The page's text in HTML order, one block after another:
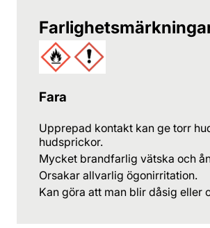
Fara
Upprepad kontakt kan ge torr
hudsprickor.
Mycket brandfarlig vätska och
Orsakar allvarlig ögonirritation.
Kan göra att man blir dåsig eller